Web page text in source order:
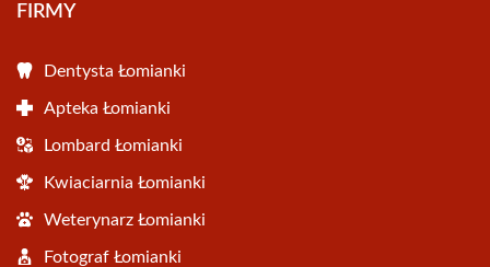
FIRMY
Dentysta Łomianki
Apteka Łomianki
Lombard Łomianki
Kwiaciarnia Łomianki
Weterynarz Łomianki
Fotograf Łomianki